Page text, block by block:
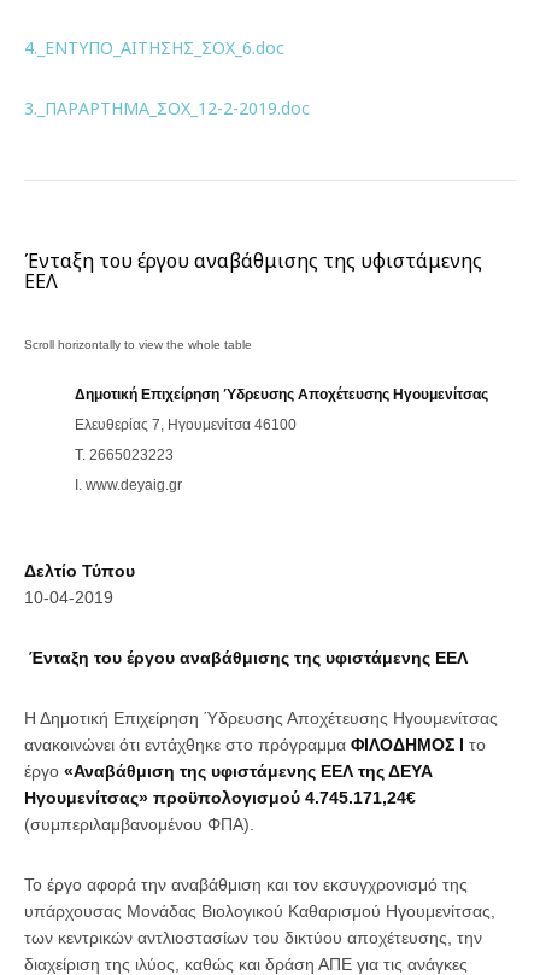
4._ΕΝΤΥΠΟ_ΑΙΤΗΣΗΣ_ΣΟΧ_6.doc
3._ΠΑΡΑΡΤΗΜΑ_ΣΟΧ_12-2-2019.doc
Ένταξη του έργου αναβάθμισης της υφιστάμενης
ΕΕΛ
Δημοτική Επιχείρηση Ύδρευσης Αποχέτευσης Ηγουμενίτσας
Ελευθερίας 7, Ηγουμενίτσα 46100
T. 2665023223
Ι. www.deyaig.gr
Δελτίο Τύπου
10-04-2019
Ένταξη του έργου αναβάθμισης της υφιστάμενης ΕΕΛ
Η Δημοτική Επιχείρηση Ύδρευσης Αποχέτευσης Ηγουμενίτσας
ανακοινώνει ότι εντάχθηκε στο πρόγραμμα ΦΙΛΟΔΗΜΟΣ Ι το
έργο «Αναβάθμιση της υφιστάμενης ΕΕΛ της ΔΕΥΑ
Ηγουμενίτσας» προϋπολογισμού 4.745.171,24€
(συμπεριλαμβανομένου ΦΠΑ).
Το έργο αφορά την αναβάθμιση και τον εκσυγχρονισμό της
υπάρχουσας Μονάδας Βιολογικού Καθαρισμού Ηγουμενίτσας,
των κεντρικών αντλιοστασίων του δικτύου αποχέτευσης, την
διαχείριση της ιλύος, καθώς και δράση ΑΠΕ για τις ανάγκες